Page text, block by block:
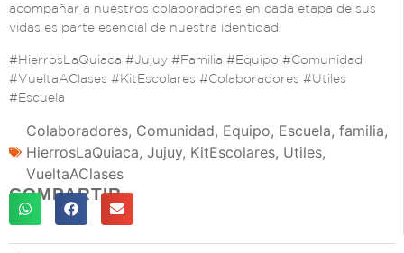
acompañar a nuestros colaboradores en cada etapa de sus
vidas es parte esencial de nuestra identidad.
#HierrosLaQuiaca #Jujuy #Familia #Equipo #Comunidad
#VueltaAClases #KitEscolares #Colaboradores #Utiles
#Escuela
Colaboradores, Comunidad, Equipo, Escuela, familia,
HierrosLaQuiaca, Jujuy, KitEscolares, Utiles,
VueltaAClases
COMPARTIR